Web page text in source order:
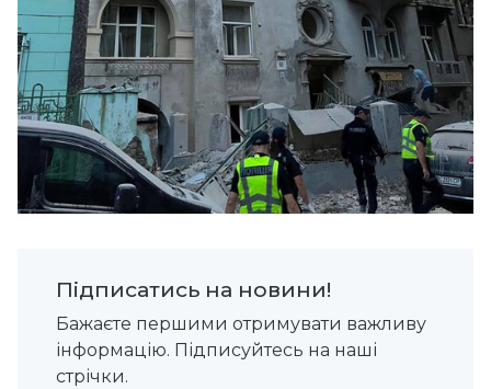
Підписатись на новини!
Бажаєте першими отримувати важливу
інформацію. Підписуйтесь на наші
стрічки.